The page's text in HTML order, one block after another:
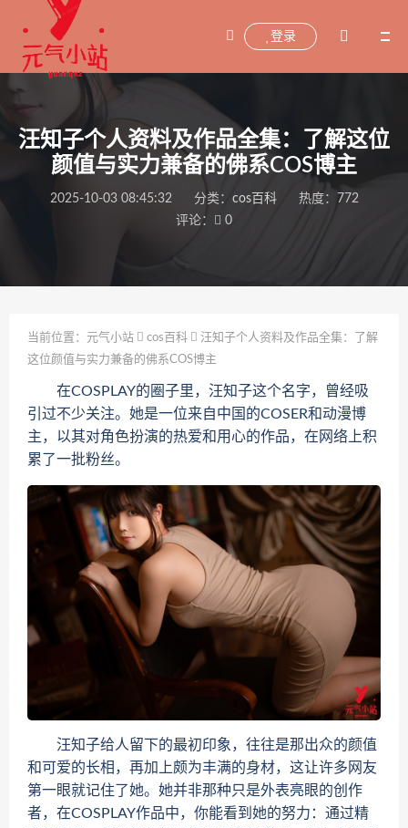
登录
汪知子个人资料及作品全集​​：了解这位
颜值与实力兼备的佛系COS博主
2025-10-03 08:45:32 分类： cos百科
热度：772
评论：
0
当前位置： 元气小站 cos百科
汪知子个人资料及作品全集​​：了解
这位颜值与实力兼备的佛系COS博主
在COSPLAY的圈子里，汪知子这个名字，曾经吸
引过不少关注。她是一位来自中国的COSER和动漫博
主，以其对角色扮演的热爱和用心的作品，在网络上积
累了一批粉丝。
汪知子给人留下的最初印象，往往是那出众的颜值
和可爱的长相，再加上颇为丰满的身材，这让许多网友
第一眼就记住了她。她并非那种只是外表亮眼的创作
者，在COSPLAY作品中，你能看到她的努力：通过精